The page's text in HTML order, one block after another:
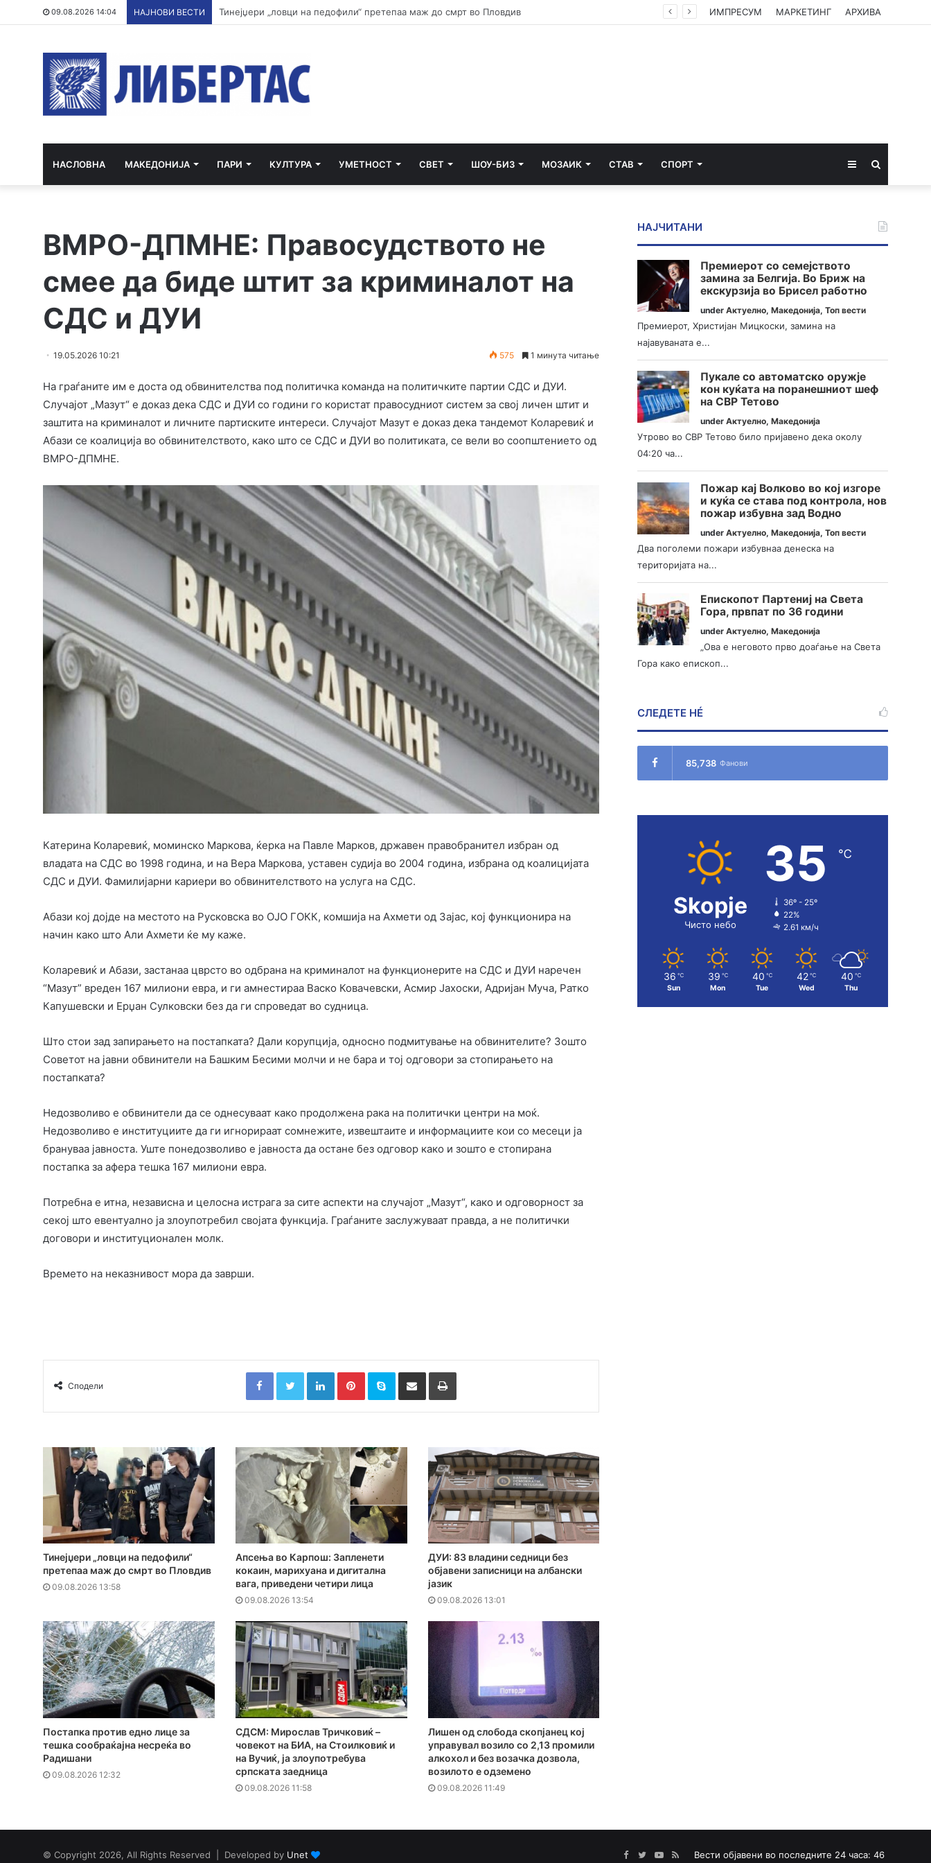
09.08.2026 14:04 НАЈНОВИ ВЕСТИ Апсења во Карпош: Запленети кокаин, марихуана и дигитална вага, приведени четири лица ИМПРЕСУМ МАРКЕТИНГ АРХИВА
НАСЛОВНА МАКЕДОНИЈА ПАРИ КУЛТУРА УМЕТНОСТ СВЕТ ШОУ-БИЗ МОЗАИК СТАВ СПОРТ Sidebar
ВМРО-ДПМНЕ: Правосудството не
смее да биде штит за криминалот на
СДС и ДУИ
19.05.2026 10:21 575 1 минута читање
На граѓаните им е доста од обвинителства под политичка команда на политичките партии СДС и ДУИ.
Случајот „Мазут“ е доказ дека СДС и ДУИ со години го користат правосудниот систем за свој личен штит и
заштита на криминалот и личните партиските интереси. Случајот Мазут е доказ дека тандемот Коларевиќ и
Абази се коалиција во обвинителството, како што се СДС и ДУИ во политиката, се вели во соопштението од
ВМРО-ДПМНЕ.
Катерина Коларевиќ, моминско Маркова, ќерка на Павле Марков, државен правобранител избран од
владата на СДС во 1998 година, и на Вера Маркова, уставен судија во 2004 година, избрана од коалицијата
СДС и ДУИ. Фамилијарни кариери во обвинителството на услуга на СДС.
Абази кој дојде на местото на Русковска во ОЈО ГОКК, комшија на Ахмети од Зајас, кој функционира на
начин како што Али Ахмети ќе му каже.
Коларевиќ и Абази, застанаа цврсто во одбрана на криминалот на функционерите на СДС и ДУИ наречен
“Мазут” вреден 167 милиони евра, и ги амнестираа Васко Ковачевски, Асмир Јахоски, Адријан Муча, Ратко
Капушевски и Ерџан Сулковски без да ги спроведат во судница.
Што стои зад запирањето на постапката? Дали корупција, односно подмитување на обвинителите? Зошто
Советот на јавни обвинители на Башким Бесими молчи и не бара и тој одговори за стопирањето на
постапката?
Недозволиво е обвинители да се однесуваат како продолжена рака на политички центри на моќ.
Недозволиво е институциите да ги игнорираат сомнежите, извештаите и информациите кои со месеци ја
брануваа јавноста. Уште понедозволиво е јавноста да остане без одговор како и зошто е стопирана
постапка за афера тешка 167 милиони евра.
Потребна е итна, независна и целосна истрага за сите аспекти на случајот „Мазут“, како и одговорност за
секој што евентуално ја злоупотребил својата функција. Граѓаните заслужуваат правда, а не политички
договори и институционален молк.
Времето на неказнивост мора да заврши.
Сподели
FacebookTwitterLinkedInPinterestSkype Сподели преку Е-маил Испринтај
Тинејџери „ловци на педофили“
претепаа маж до смрт во Пловдив
09.08.2026 13:58
Апсења во Карпош: Запленети
кокаин, марихуана и дигитална
вага, приведени четири лица
09.08.2026 13:54
ДУИ: 83 владини седници без
објавени записници на албански
јазик
09.08.2026 13:01
Постапка против едно лице за
тешка сообраќајна несреќа во
Радишани
09.08.2026 12:32
СДСМ: Мирослав Тричковиќ –
човекот на БИА, на Стоилковиќ и
на Вучиќ, ја злоупотребува
српската заедница
09.08.2026 11:58
Лишен од слобода скопјанец кој
управувал возило со 2,13 промили
алкохол и без возачка дозвола,
возилото е одземено
09.08.2026 11:49
НАЈЧИТАНИ
Премиерот со семејството
замина за Белгија. Во Бриж на
екскурзија во Брисел работно
underАктуелно,Македонија,Топ вести
Премиерот, Христијан Мицкоски, замина на
најавуваната е...
Пукале со автоматско оружје
кон куќата на поранешниот шеф
на СВР Тетово
underАктуелно,Македонија
Утрово во СВР Тетово било пријавено дека околу
04:20 ча...
Пожар кај Волково во кој изгоре
и куќа се става под контрола, нов
пожар избувна зад Водно
underАктуелно,Македонија,Топ вести
Два поголеми пожари избувнаа денеска на
територијата на...
Епископот Партениј на Света
Гора, првпат по 36 години
underАктуелно,Македонија
„Ова е неговото прво доаѓање на Света
Гора како епископ...
СЛЕДЕТЕ НÉ
85,738 Фанови
Skopje
Чисто небо
35 ℃
36º - 25º
22%
2.61 км/ч
36 ℃
Sun
39 ℃
Mon
40 ℃
Tue
42 ℃
Wed
40 ℃
Thu
© Copyright 2026, All Rights Reserved | Developed by Unet Вести објавени во последните 24 часа: 46
Facebook
TwitterYouTube
RSS